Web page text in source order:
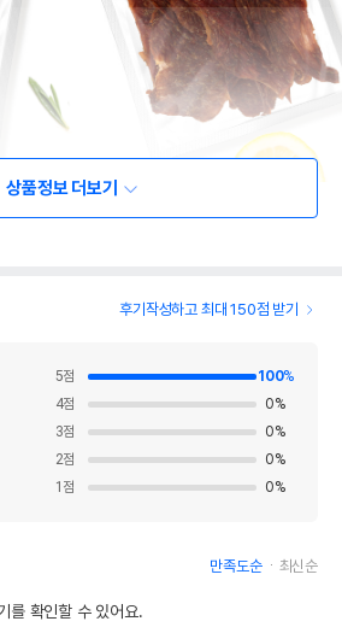
상품정보 더보기
후기작성하고 최대 150점 받기
5점 100%
4점 0%
3점 0%
2점 0%
1 점 0%
만족도순 최신순
를 확인할 수 있어요.